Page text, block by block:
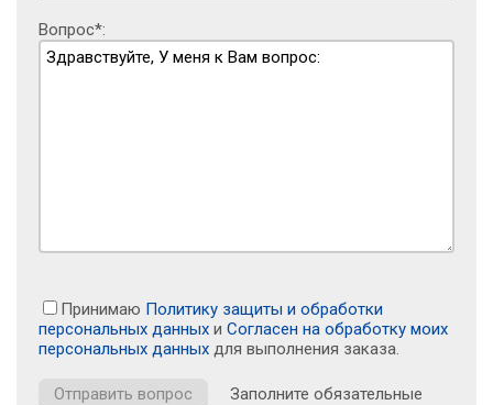
Вопрос*:
Принимаю Политику защиты и обработки
персональных данных и Согласен на обработку моих
персональных данных для выполнения заказа.
Заполните обязательные